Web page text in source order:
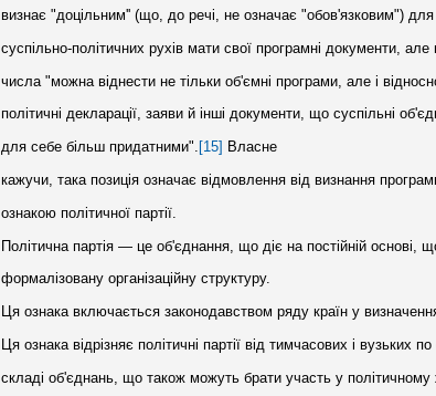
визнає "доцільним'' (що, до речі, не означає "обов'язковим") для
суспільно-політичних рухів мати свої програмні документи,
числа "можна віднести не тільки об'ємні програми, але і
політичні декларації, заяви й інші документи, що суспільні
для себе більш придатними". [15] Власне
кажучи, така позиція означає відмовлення від визнання
ознакою політичної партії.
Політична партія — це об'єднання, що діє на постійній основі,
формалізовану організаційну структуру.
Ця ознака включається законодавством ряду країн у визначення
Ця ознака відрізняє політичні партії від тимчасових і вузьких
складі об'єднань, що також можуть брати участь у політичному